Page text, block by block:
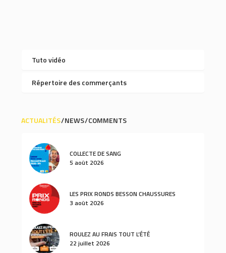
Tuto vidéo
Répertoire des commerçants
ACTUALITÉS NEWS COMMENTS
COLLECTE DE SANG
5 août 2026
LES PRIX RONDS BESSON CHAUSSURES
3 août 2026
ROULEZ AU FRAIS TOUT L’ÉTÉ
22 juillet 2026